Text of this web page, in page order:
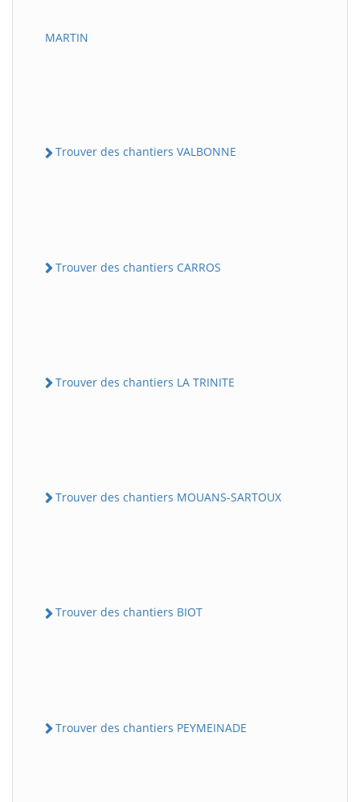
MARTIN
Trouver des chantiers VALBONNE
Trouver des chantiers CARROS
Trouver des chantiers LA TRINITE
Trouver des chantiers MOUANS-SARTOUX
Trouver des chantiers BIOT
Trouver des chantiers PEYMEINADE